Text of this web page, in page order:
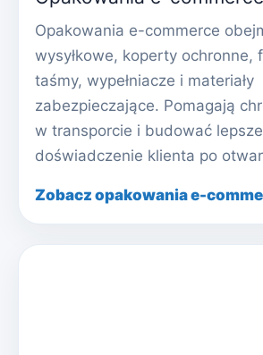
Opakowania e-commerce
wysyłkowe, koperty ochronne,
taśmy, wypełniacze i materiały
zabezpieczające. Pomagają
w transporcie i budować lepsze
doświadczenie klienta po
Zobacz opakowania e-